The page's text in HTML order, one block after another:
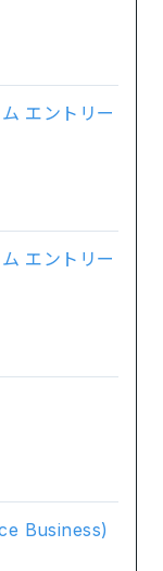
エントリー
エントリー
Business)